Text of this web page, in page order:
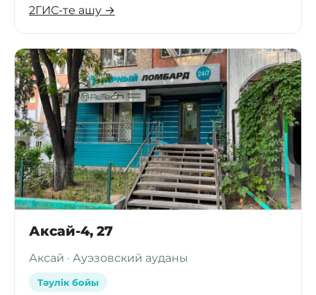
2ГИС-те ашу →
Аксай-4, 27
Аксай · Ауэзовский ауданы
Тәулік бойы